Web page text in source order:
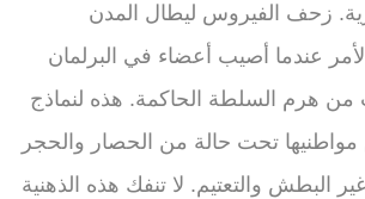
زحف الفيروس ليطال المدن
عندما أصيب أعضاء في البرلمان
هرم السلطة الحاكمة. هذه لنماذج
تحت حالة من الحصار والحجر
البطش والتعتيم. لا تنفك هذه الذهنية